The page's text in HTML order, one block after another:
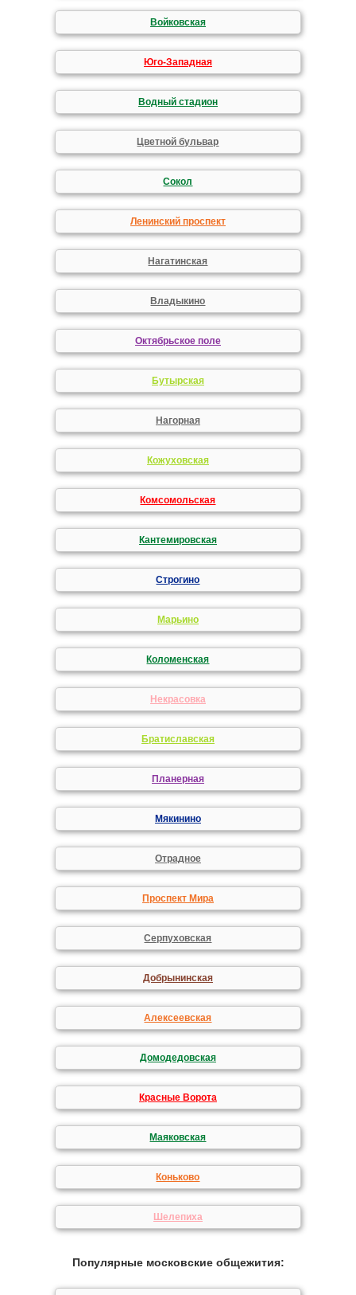
Войковская
Юго-Западная
Водный стадион
Цветной бульвар
Сокол
Ленинский проспект
Нагатинская
Владыкино
Октябрьское поле
Бутырская
Нагорная
Кожуховская
Комсомольская
Кантемировская
Строгино
Марьино
Коломенская
Некрасовка
Братиславская
Планерная
Мякинино
Отрадное
Проспект Мира
Серпуховская
Добрынинская
Алексеевская
Домодедовская
Красные Ворота
Маяковская
Коньково
Шелепиха
Популярные московские общежития: